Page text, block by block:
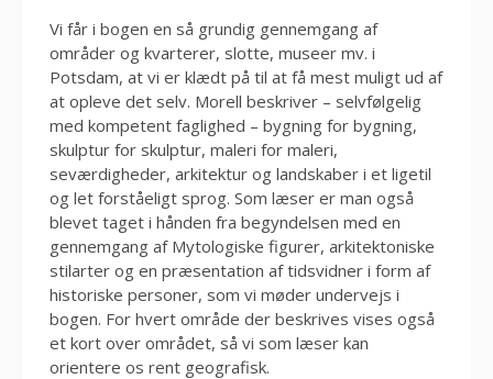
Vi får i bogen en så grundig gennemgang af
områder og kvarterer, slotte, museer mv. i
Potsdam, at vi er klædt på til at få mest muligt ud af
at opleve det selv. Morell beskriver – selvfølgelig
med kompetent faglighed – bygning for bygning,
skulptur for skulptur, maleri for maleri,
seværdigheder, arkitektur og landskaber i et ligetil
og let forståeligt sprog. Som læser er man også
blevet taget i hånden fra begyndelsen med en
gennemgang af Mytologiske figurer, arkitektoniske
stilarter og en præsentation af tidsvidner i form af
historiske personer, som vi møder undervejs i
bogen. For hvert område der beskrives vises også
et kort over området, så vi som læser kan
orientere os rent geografisk.